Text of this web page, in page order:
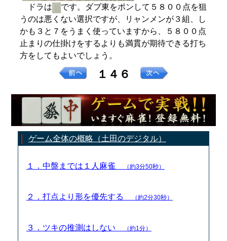
ドラは
です。ダブ東をポンして５８００点を狙
うのは悪くない選択ですが、リャンメンが３組、し
かも３と７をうまく使っていますから、５８００点
止まりの仕掛けをするよりも満貫が期待できる打ち
方をしてもよいでしょう。
１４６
ゲーム全体の概略（土田のデジタル）
１．中盤までは１人麻雀 （約3分50秒）
２．打点より形を優先する （約2分30秒）
３．ツキの推測はしない （約1分）